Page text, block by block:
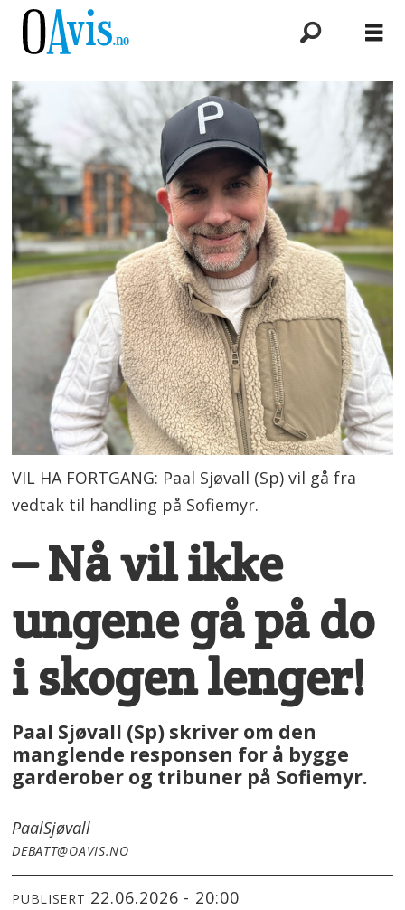
VIL HA FORTGANG: Paal Sjøvall (Sp) vil gå fra
vedtak til handling på Sofiemyr.
– Nå vil ikke
ungene gå på do
i skogen lenger!
Paal Sjøvall (Sp) skriver om den
manglende responsen for å bygge
garderober og tribuner på Sofiemyr.
PaalSjøvall
DEBATT@OAVIS.NO
PUBLISERT 22.06.2026 - 20:00